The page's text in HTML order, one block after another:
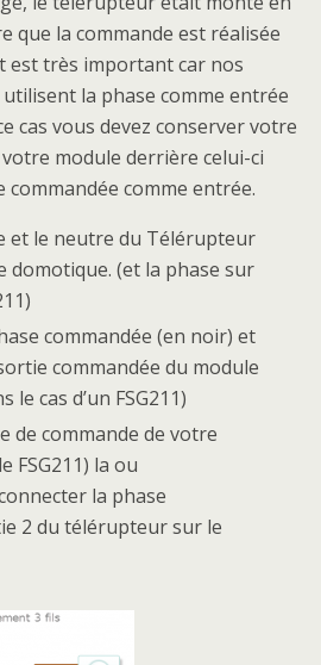
que la commande est réalisée
est très important car nos
la phase comme entrée
cas vous devez conserver votre
module derrière celui-ci
commandée comme entrée.
et le neutre du Télérupteur
domotique. (et la phase sur
commandée (en noir) et
commandée du module
le cas d’un FSG211)
de commande de votre
FSG211) la ou
la phase
2 du télérupteur sur le